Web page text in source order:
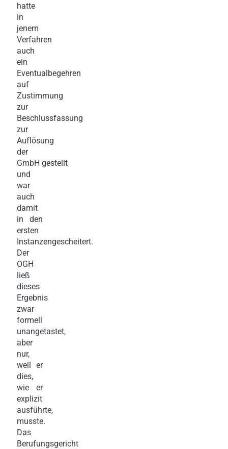
hatte
in
jenem
Verfahren
auch
ein
Eventualbegehren
auf
Zustimmung
zur
Beschlussfassung
zur
Auflösung
der
GmbH gestellt
und
war
auch
damit
in den
ersten
Instanzengescheitert.
Der
OGH
ließ
dieses
Ergebnis
zwar
formell
unangetastet,
aber
nur,
weil er
dies,
wie er
explizit
ausführte,
musste.
Das
Berufungsgericht